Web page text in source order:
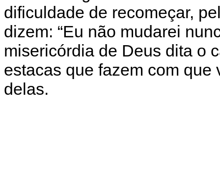
dificuldade de recomeçar,
dizem: “Eu não mudarei
misericórdia de Deus dita o
estacas que fazem com
delas.